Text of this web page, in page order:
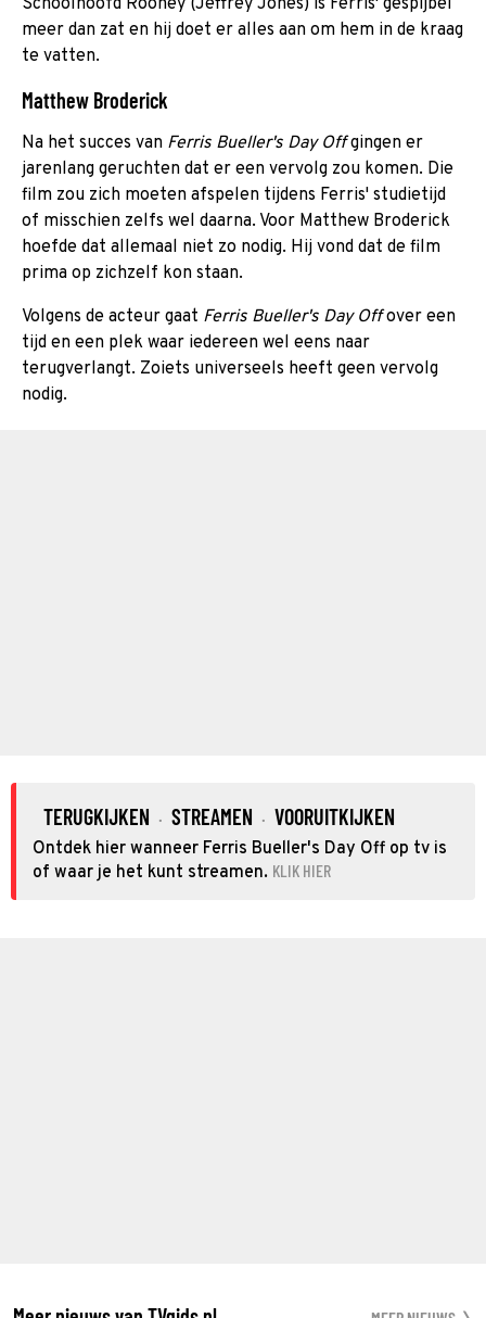
meer dan zat en hij doet er alles aan om hem in de kraag
te vatten.
Matthew Broderick
Na het succes van Ferris Bueller's Day Offgingen er
jarenlang geruchten dat er een vervolg zou komen. Die
film zou zich moeten afspelen tijdens Ferris' studietijd
of misschien zelfs wel daarna. Voor Matthew Broderick
hoefde dat allemaal niet zo nodig. Hij vond dat de film
prima op zichzelf kon staan.
Volgens de acteur gaat Ferris Bueller's Day Offover een
tijd en een plek waar iedereen wel eens naar
terugverlangt. Zoiets universeels heeft geen vervolg
nodig.
TERUGKIJKEN · STREAMEN · VOORUITKIJKEN
Ontdek hier wanneer Ferris Bueller's Day Off op tv is
of waar je het kunt streamen. KLIK HIER